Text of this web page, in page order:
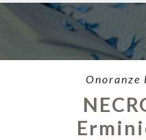
Onoranze